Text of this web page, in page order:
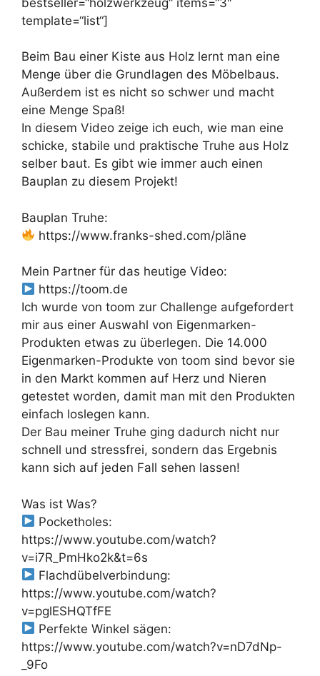
template=“list“]
Beim Bau einer Kiste aus Holz lernt man eine
Menge über die Grundlagen des Möbelbaus.
Außerdem ist es nicht so schwer und macht
eine Menge Spaß!
In diesem Video zeige ich euch, wie man eine
schicke, stabile und praktische Truhe aus Holz
selber baut. Es gibt wie immer auch einen
Bauplan zu diesem Projekt!
Bauplan Truhe:
https://www.franks-shed.com/pläne
Mein Partner für das heutige Video:
https://toom.de
Ich wurde von toom zur Challenge aufgefordert
mir aus einer Auswahl von Eigenmarken-
Produkten etwas zu überlegen. Die 14.000
Eigenmarken-Produkte von toom sind bevor sie
in den Markt kommen auf Herz und Nieren
getestet worden, damit man mit den Produkten
einfach loslegen kann.
Der Bau meiner Truhe ging dadurch nicht nur
schnell und stressfrei, sondern das Ergebnis
kann sich auf jeden Fall sehen lassen!
Was ist Was?
Pocketholes:
https://www.youtube.com/watch?
v=i7R_PmHko2k&t=6s
Flachdübelverbindung:
https://www.youtube.com/watch?
v=pglESHQTfFE
Perfekte Winkel sägen:
https://www.youtube.com/watch?v=nD7dNp-
_9Fo